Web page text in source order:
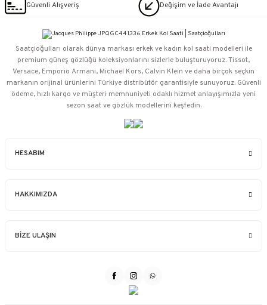
Güvenli Alışveriş Değişim ve İade Avantajı
HESABIM
HAKKIMIZDA
BİZE ULAŞIN
Saatçioğulları⁠ olarak dünya markası erkek ve kadın kol saati modelleri ile
premium güneş gözlüğü koleksiyonlarını sizlerle buluşturuyoruz. Tissot,
Versace, Emporio Armani, Michael Kors, Calvin Klein ve daha birçok seçkin
markanın orijinal ürünlerini Türkiye distribütör garantisiyle sunuyoruz. Güvenli
ödeme, hızlı kargo ve müşteri memnuniyeti odaklı hizmet anlayışımızla yeni
sezon saat ve gözlük modellerini keşfedin.